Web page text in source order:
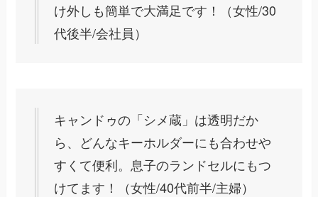
け外しも簡単で大満足です！（女性/30
代後半/会社員）
キャンドゥの「シメ蔵」は透明だか
ら、どんなキーホルダーにも合わせや
すくて便利。息子のランドセルにもつ
けてます！（女性/40代前半/主婦）